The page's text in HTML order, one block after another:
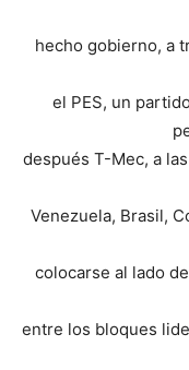
hecho gobierno, a
el PES, un
después T-Mec, a
Venezuela, Brasil,
colocarse al lado
entre los bloques